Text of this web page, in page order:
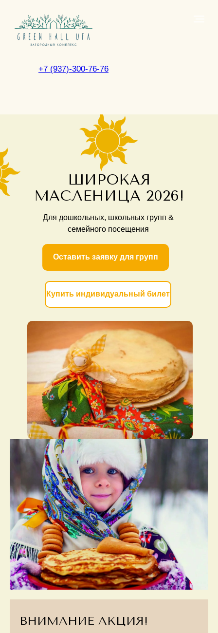
+7 (937)-300-76-76
ШИРОКАЯ
МАСЛЕНИЦА 2026!
Для дошкольных, школьных групп &
семейного посещения
Купить индивидуальный билет
Оставить заявку для групп
ВНИМАНИЕ АКЦИЯ!